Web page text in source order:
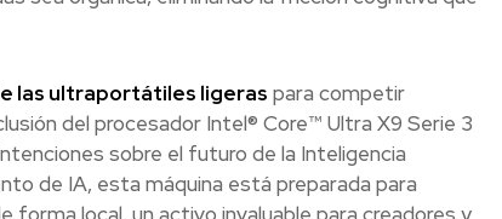
las ultraportátiles ligeras para competir
del procesador Intel® Core™ Ultra X9 Serie 3
sobre el futuro de la Inteligencia
de IA, esta máquina está preparada para